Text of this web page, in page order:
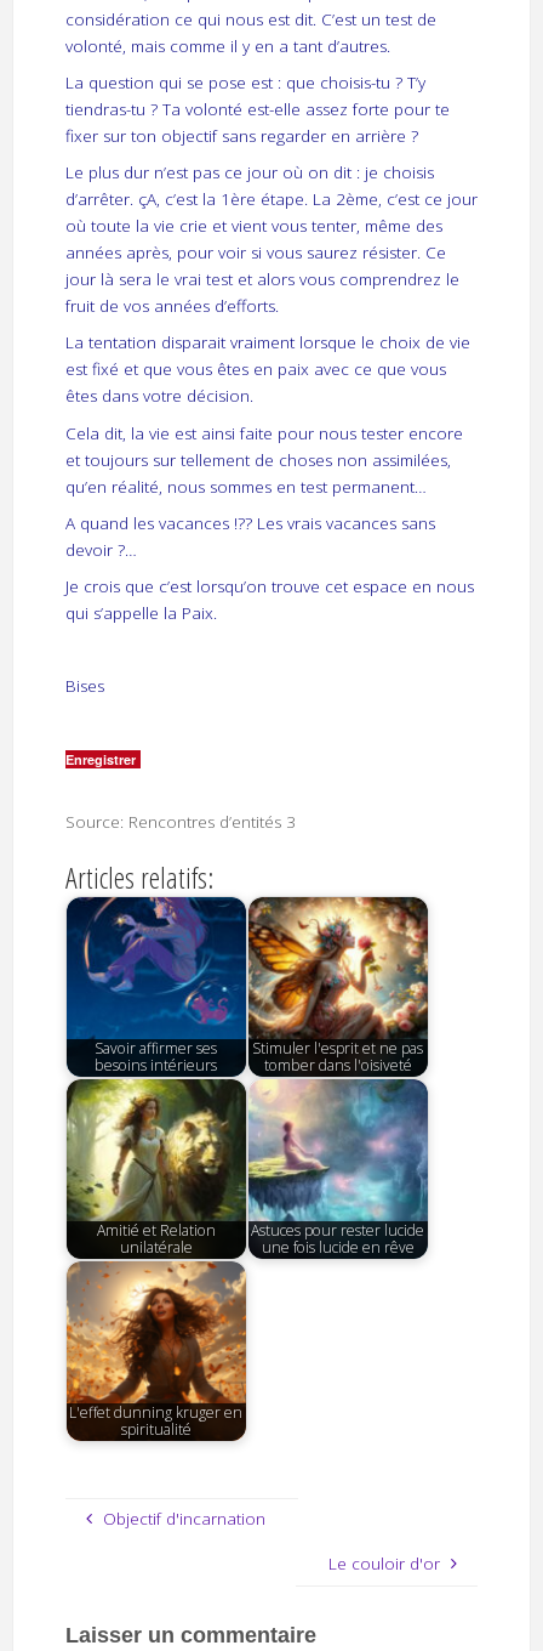
considération ce qui nous est dit. C’est un test de
volonté, mais comme il y en a tant d’autres.
La question qui se pose est : que choisis-tu ? T’y
tiendras-tu ? Ta volonté est-elle assez forte pour te
fixer sur ton objectif sans regarder en arrière ?
Le plus dur n’est pas ce jour où on dit : je choisis
d’arrêter. çA, c’est la 1ère étape. La 2ème, c’est ce jour
où toute la vie crie et vient vous tenter, même des
années après, pour voir si vous saurez résister. Ce
jour là sera le vrai test et alors vous comprendrez le
fruit de vos années d’efforts.
La tentation disparait vraiment lorsque le choix de vie
est fixé et que vous êtes en paix avec ce que vous
êtes dans votre décision.
Cela dit, la vie est ainsi faite pour nous tester encore
et toujours sur tellement de choses non assimilées,
qu’en réalité, nous sommes en test permanent…
A quand les vacances !?? Les vrais vacances sans
devoir ?…
Je crois que c’est lorsqu’on trouve cet espace en nous
qui s’appelle la Paix.
Bises
Enregistrer
Source: Rencontres d’entités 3
Articles relatifs:
Savoir affirmer ses
besoins intérieurs
Stimuler l'esprit et ne pas
tomber dans l'oisiveté
Amitié et Relation
unilatérale
Astuces pour rester lucide
une fois lucide en rêve
L'effet dunning kruger en
spiritualité
Objectif d'incarnation
Le couloir d'or
Laisser un commentaire